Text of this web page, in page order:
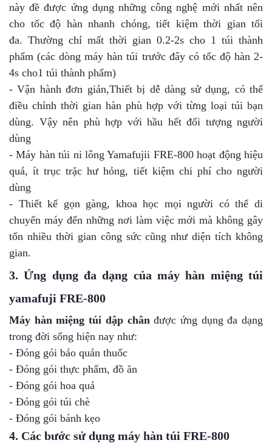
này đề được ứng dụng những công nghệ mới nhất nên
cho tốc độ hàn nhanh chóng, tiết kiệm thời gian tối
đa. Thường chỉ mất thời gian 0.2-2s cho 1 túi thành
phẩm (các dòng máy hàn túi trước đây có tốc độ hàn 2-
4s cho1 túi thành phẩm)
- Vận hành đơn giản,Thiết bị dễ dàng sử dụng, có thể
điều chỉnh thời gian hàn phù hợp với từng loại túi bạn
dùng. Vậy nên phù hợp với hầu hết đối tượng người
dùng
- Máy hàn túi ni lông Yamafujii FRE-800 hoạt động hiệu
quả, ít trục trặc hư hỏng, tiết kiệm chi phí cho người
dùng
- Thiết kế gọn gàng, khoa học mọi người có thể di
chuyển máy đến những nơi làm việc mới mà không gây
tốn nhiều thời gian công sức cũng như diện tích không
gian.
3. Ứng dụng đa dạng của máy hàn miệng túi
yamafuji FRE-800
Máy hàn miệng túi dập chân được ứng dụng đa dạng
trong đời sống hiện nay như:
- Đóng gói bảo quản thuốc
- Đóng gói thực phẩm, đồ ăn
- Đóng gói hoa quả
- Đóng gói túi chè
- Đóng gói bánh kẹo
4. Các bước sử dụng máy hàn túi FRE-800